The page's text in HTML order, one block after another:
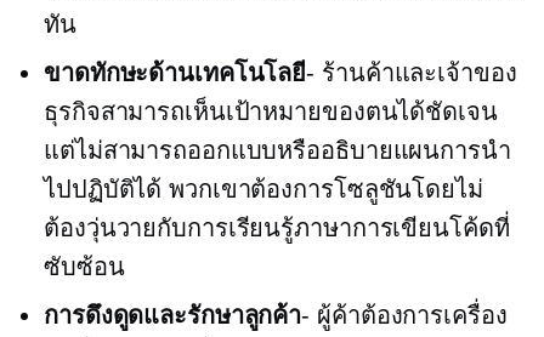
ทัน
ขาดทักษะด้านเทคโนโลยี- ร้านค้าและเจ้าของ
ธุรกิจสามารถเห็นเป้าหมายของตนได้ชัดเจน
แต่ไม่สามารถออกแบบหรืออธิบายแผนการนำ
ไปปฏิบัติได้ พวกเขาต้องการโซลูชันโดยไม่
ต้องวุ่นวายกับการเรียนรู้ภาษาการเขียนโค้ดที่
ซับซ้อน
การดึงดูดและรักษาลูกค้า- ผู้ค้าต้องการเครื่อง